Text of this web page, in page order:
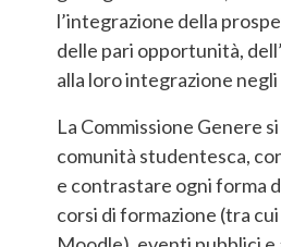
l’integrazione della
delle pari opportunità,
alla loro integrazione
La Commissione Genere
comunità studentesca,
e contrastare ogni forma
corsi di formazione (tra